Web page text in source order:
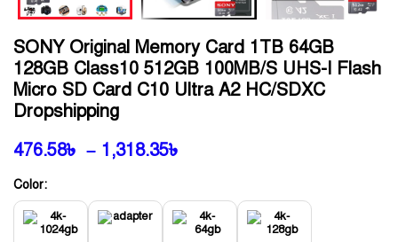
SONY Original Memory Card 1TB 64GB
128GB Class10 512GB 100MB/s UHS-I Flash
Micro SD Card C10 Ultra A2 HC/SDXC
Dropshipping
476.58৳ – 1,318.35৳
Color: